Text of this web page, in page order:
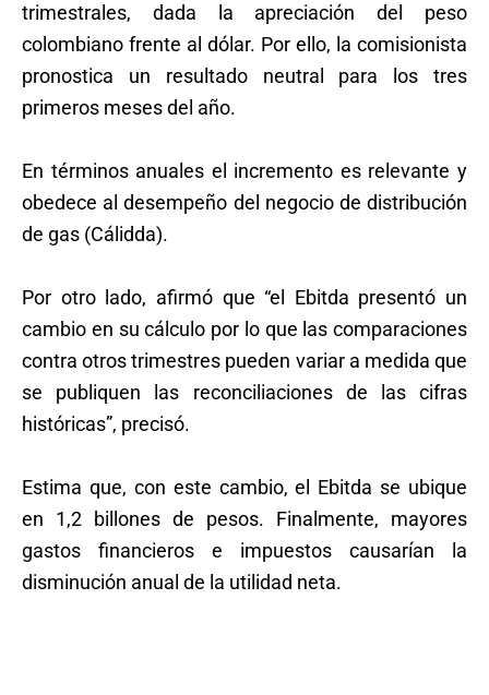
trimestrales, dada la apreciación del peso
colombiano frente al dólar. Por ello, la comisionista
pronostica un resultado neutral para los tres
primeros meses del año.
En términos anuales el incremento es relevante y
obedece al desempeño del negocio de distribución
de gas (Cálidda).
Por otro lado, afirmó que “el Ebitda presentó un
cambio en su cálculo por lo que las comparaciones
contra otros trimestres pueden variar a medida que
se publiquen las reconciliaciones de las cifras
históricas”, precisó.
Estima que, con este cambio, el Ebitda se ubique
en 1,2 billones de pesos. Finalmente, mayores
gastos financieros e impuestos causarían la
disminución anual de la utilidad neta.